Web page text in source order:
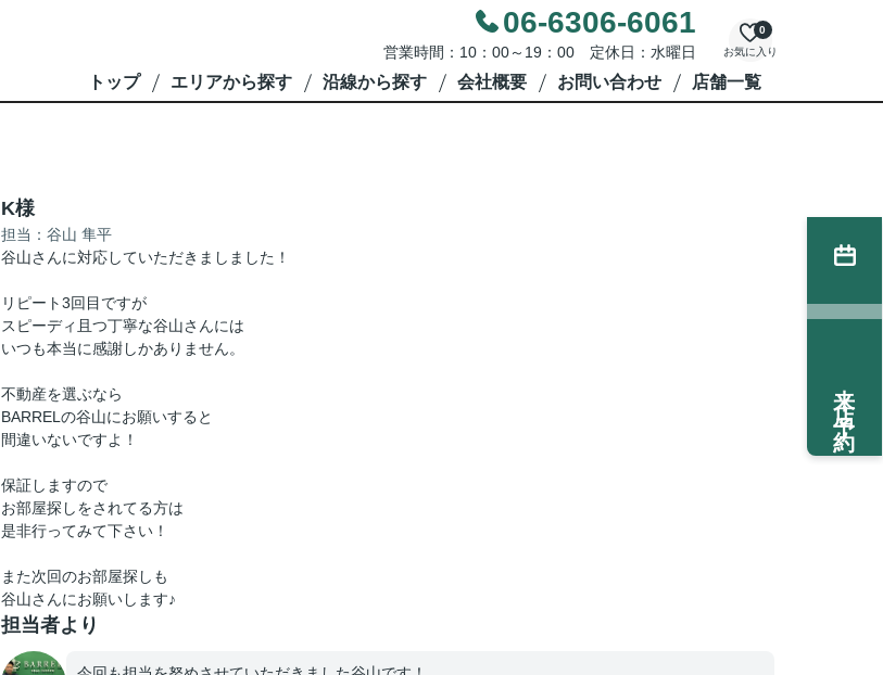
06-6306-6061
営業時間：10：00～19：00 定休日：水曜日 お気に入り
0
トップ エリアから探す 沿線から探す 会社概要 お問い合わせ 店舗一覧
K様
担当：谷山 隼平
谷山さんに対応していただきましました！
リピート3回目ですが
スピーディ且つ丁寧な谷山さんには
いつも本当に感謝しかありません。
不動産を選ぶなら
BARRELの谷山にお願いすると
間違いないですよ！
保証しますので
お部屋探しをされてる方は
是非行ってみて下さい！
また次回のお部屋探しも
谷山さんにお願いします♪
担当者より
来店予約